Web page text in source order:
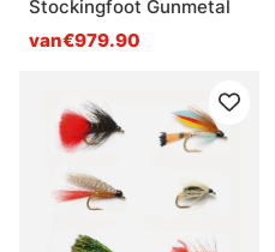
Stockingfoot Gunmetal
van€979.90